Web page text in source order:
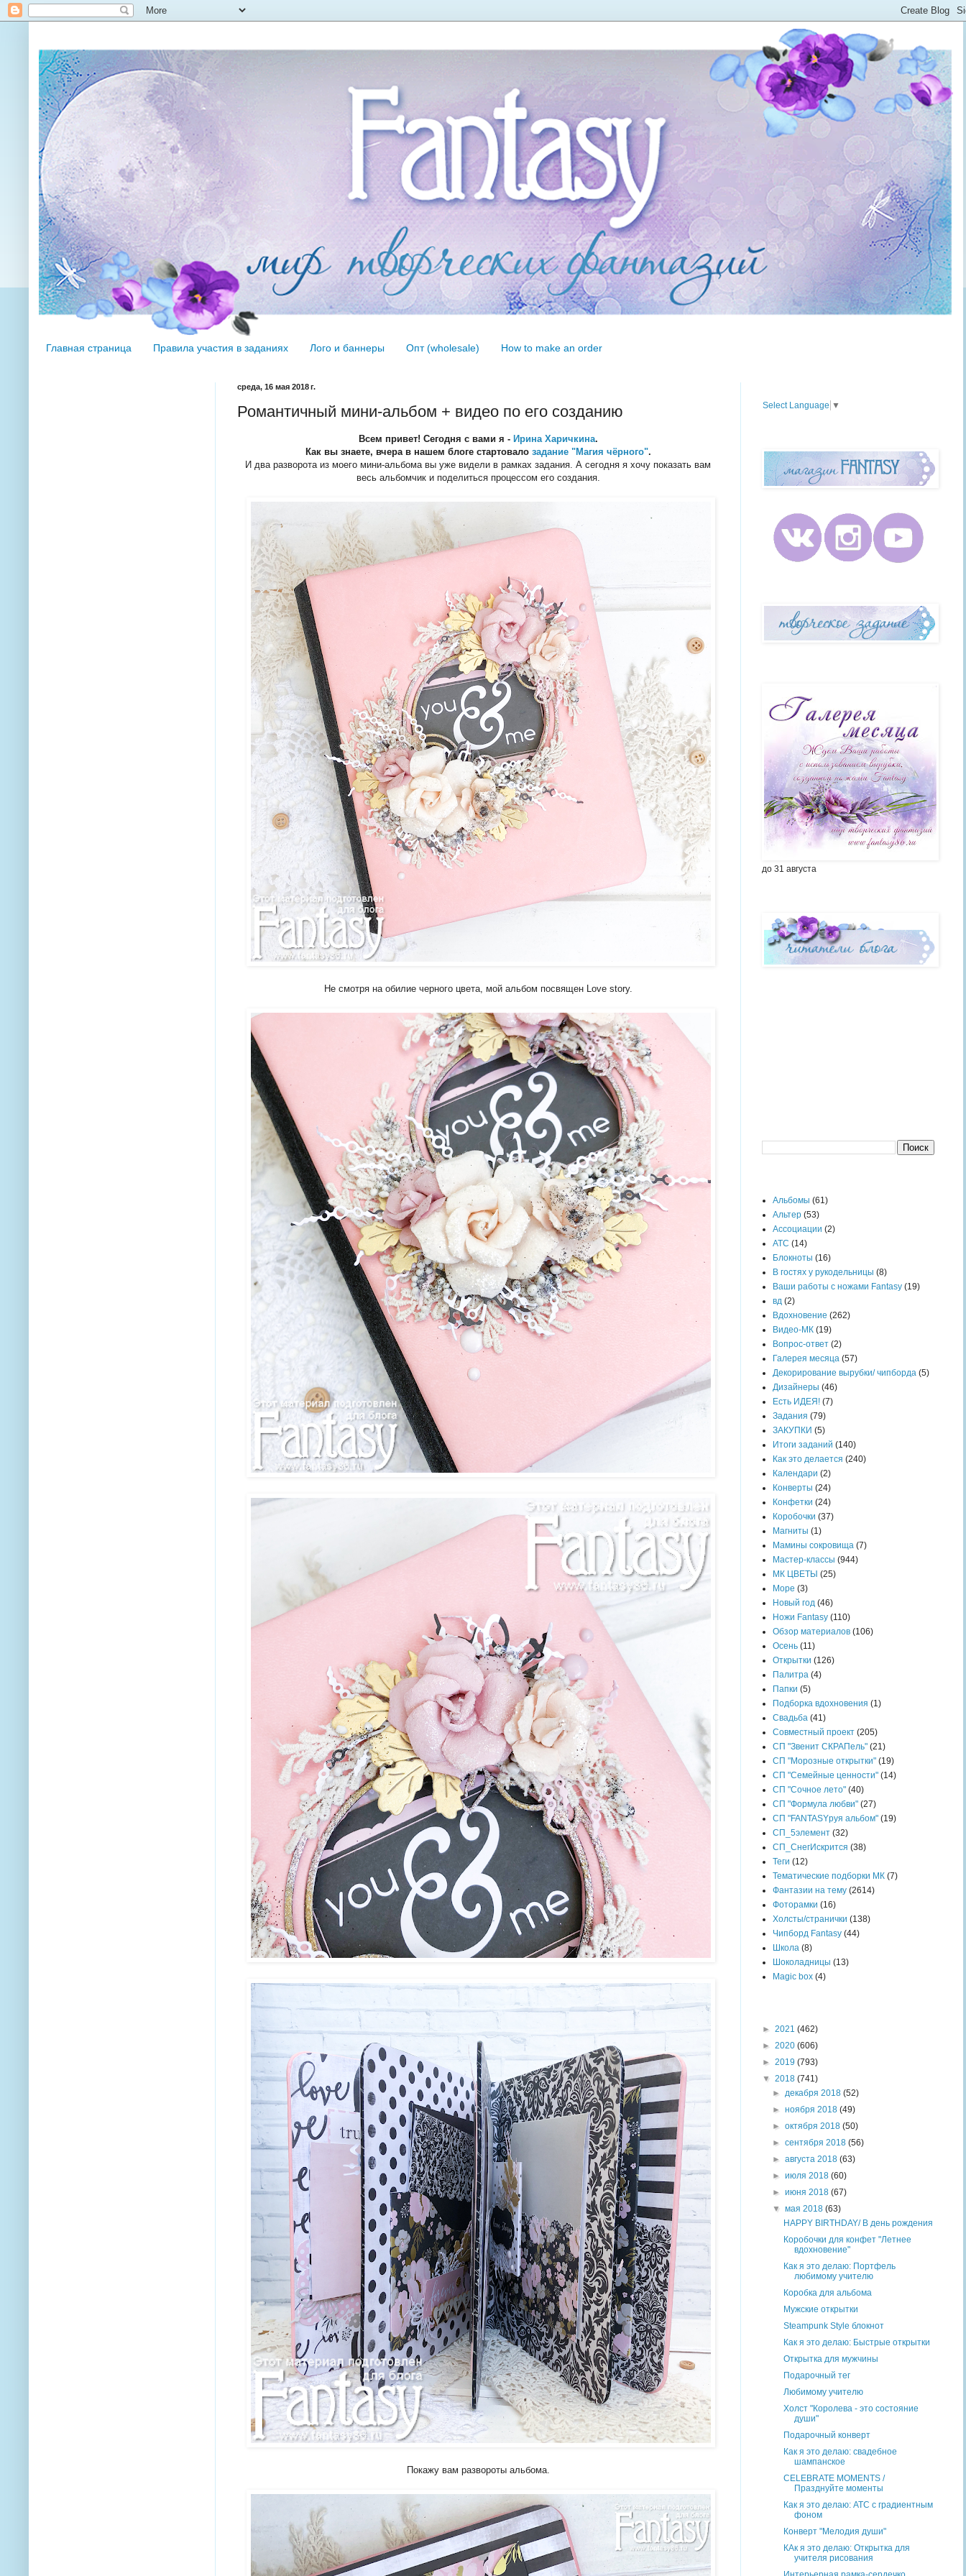
Главная страница Правила участия в заданиях Лого и баннеры Опт (wholesale) How to make an order
среда, 16 мая 2018 г.
Романтичный мини-альбом + видео по его созданию
Всем привет! Сегодня с вами я - Ирина Харичкина.
Как вы знаете, вчера в нашем блоге стартовало задание "Магия чёрного".
И два разворота из моего мини-альбома вы уже видели в рамках задания. А сегодня я хочу показать вам
весь альбомчик и поделиться процессом его создания.
Не смотря на обилие черного цвета, мой альбом посвящен Love story.
Покажу вам развороты альбома.
Select Language ▼
до 31 августа
Альбомы (61)
Альтер (53)
Ассоциации (2)
АТС (14)
Блокноты (16)
В гостях у рукодельницы (8)
Ваши работы с ножами Fantasy (19)
вд (2)
Вдохновение (262)
Видео-МК (19)
Вопрос-ответ (2)
Галерея месяца (57)
Декорирование вырубки/ чипборда (5)
Дизайнеры (46)
Есть ИДЕЯ! (7)
Задания (79)
ЗАКУПКИ (5)
Итоги заданий (140)
Как это делается (240)
Календари (2)
Конверты (24)
Конфетки (24)
Коробочки (37)
Магниты (1)
Мамины сокровища (7)
Мастер-классы (944)
МК ЦВЕТЫ (25)
Море (3)
Новый год (46)
Ножи Fantasy (110)
Обзор материалов (106)
Осень (11)
Открытки (126)
Палитра (4)
Папки (5)
Подборка вдохновения (1)
Свадьба (41)
Совместный проект (205)
СП "Звенит СКРАПель" (21)
СП "Морозные открытки" (19)
СП "Семейные ценности" (14)
СП "Сочное лето" (40)
СП "Формула любви" (27)
СП "FANTASYруя альбом" (19)
СП_5элемент (32)
СП_СнегИскрится (38)
Теги (12)
Тематические подборки МК (7)
Фантазии на тему (2614)
Фоторамки (16)
Холсты/странички (138)
Чипборд Fantasy (44)
Школа (8)
Шоколадницы (13)
Magic box (4)
► 2021 (462)
► 2020 (606)
► 2019 (793)
▼ 2018 (741)
►декабря 2018(52)
►ноября 2018(49)
►октября 2018(50)
►сентября 2018(56)
►августа 2018(63)
►июля 2018(60)
►июня 2018(67)
▼мая 2018(63)
HAPPY BIRTHDAY/ В день рождения
Коробочки для конфет "Летнее
вдохновение"
Как я это делаю: Портфель
любимому учителю
Коробка для альбома
Мужские открытки
Steampunk Style блокнот
Как я это делаю: Быстрые открытки
Открытка для мужчины
Подарочный тег
Любимому учителю
Холст "Королева - это состояние
души"
Подарочный конверт
Как я это делаю: свадебное
шампанское
CELEBRATE MOMENTS /
Празднуйте моменты
Как я это делаю: АТС с градиентным
фоном
Конверт "Мелодия души"
КАк я это делаю: Открытка для
учителя рисования